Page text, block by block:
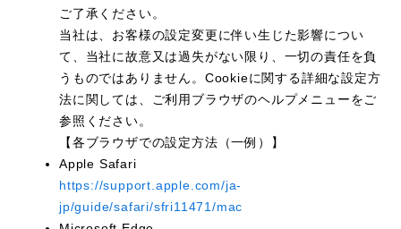
ご了承ください。
当社は、お客様の設定変更に伴い生じた影響につい
て、当社に故意又は過失がない限り、一切の責任を負
うものではありません。Cookieに関する詳細な設定方
法に関しては、ご利用ブラウザのヘルプメニューをご
参照ください。
【各ブラウザでの設定方法（一例）】
Apple Safari
https://support.apple.com/ja-
jp/guide/safari/sfri11471/mac